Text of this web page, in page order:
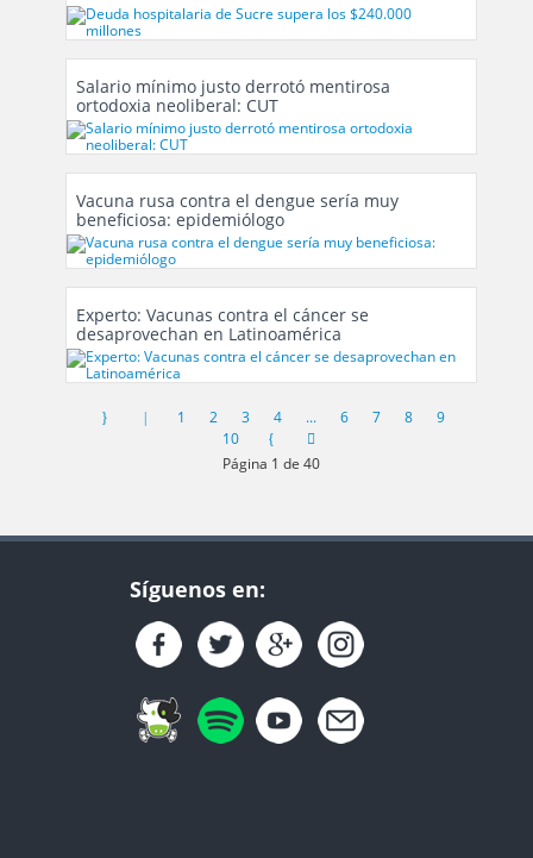
Salario mínimo justo derrotó mentirosa
ortodoxia neoliberal: CUT
Vacuna rusa contra el dengue sería muy
beneficiosa: epidemiólogo
Experto: Vacunas contra el cáncer se
desaprovechan en Latinoamérica
1 2 3 4 ... 6 7 8
9
10
Página 1 de 40
Síguenos en: